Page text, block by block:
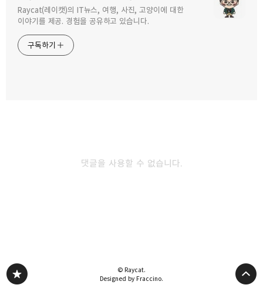
Raycat(레이캣)의 IT뉴스, 여행, 사진, 고양이에 대한
이야기를 제공. 경험을 공유하고 있습니다.
구독하기
댓글을 사용할 수 없습니다.
구독하기 카카오톡
사진으로 만나는 라오스 수도 비엔티안의 풍경
라오스 도시전체가 유네스코 유산 루앙프라방
© Raycat.
Designed by Fraccino.